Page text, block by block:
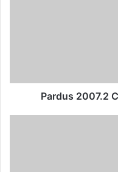
Pardus 2007.2